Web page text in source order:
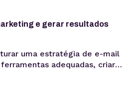
e gerar resultados
uma estratégia de e-mail
adequadas, criar
abertura e CTR para evoluir